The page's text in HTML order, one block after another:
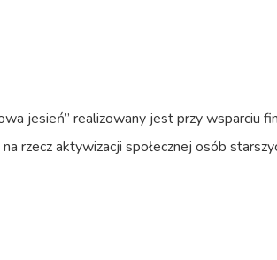
jesień” realizowany jest przy wsparciu
na rzecz aktywizacji społecznej osób